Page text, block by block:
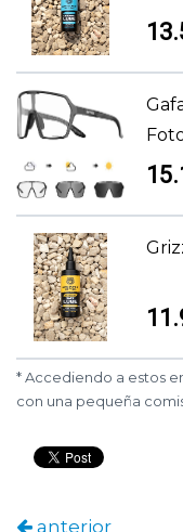
* Accediendo a estos
con una pequeña
anterior